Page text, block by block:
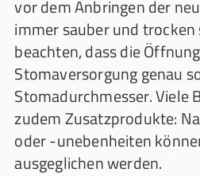
vor dem Anbringen der
immer sauber und trocken
beachten, dass die
Stomaversorgung genau
Stomadurchmesser. Viele
zudem Zusatzprodukte:
oder -unebenheiten
ausgeglichen werden.